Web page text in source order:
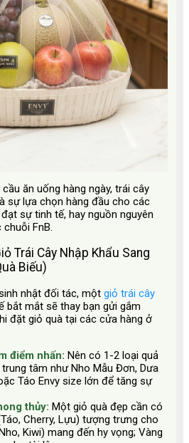
ăn uống hàng ngày, trái cây
sự lựa chọn hàng đầu cho các
sự tinh tế, hay nguồn nguyên
FnB.
Trái Cây Nhập Khẩu Sang
Biếu)
nhật đối tác, một giỏ trái cây
bắt mắt sẽ thay bạn gửi gắm
đặt giỏ quà tại các cửa hàng ở
điểm nhấn: Nên có 1-2 loại quả
tâm như Nho Mẫu Đơn, Dưa
Táo Envy size lớn để tăng sự
thủy: Một giỏ quà đẹp cần có
Cherry, Lựu) tượng trưng cho
Kiwi) mang đến hy vọng; Vàng